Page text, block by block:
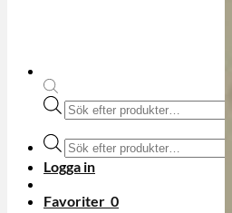
Produktsökning
Produktsökning
Logga in
Favoriter 0